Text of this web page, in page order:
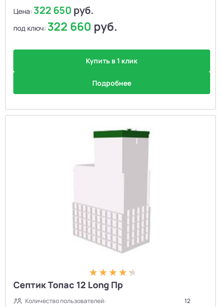
Цена: 322 650 руб.
под ключ: 322 660 руб.
Купить в 1 клик
Подробнее
Септик Топас 12 Long Пр
Количество пользователей:
12